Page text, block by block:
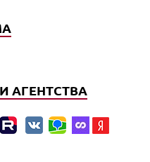
АГЕНТСТВА